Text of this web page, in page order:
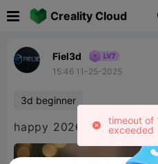
Creality Cloud
Fiel3d
15:46 11-25-2025
3d beginner
happy 2026 - 10 g -timeout of
exceeded